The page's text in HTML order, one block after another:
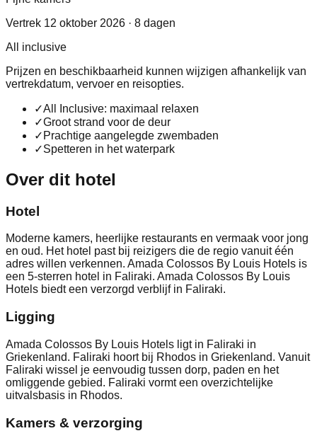
Vertrek 12 oktober 2026 · 8 dagen
All inclusive
Prijzen en beschikbaarheid kunnen wijzigen afhankelijk van
vertrekdatum, vervoer en reisopties.
✓All Inclusive: maximaal relaxen
✓Groot strand voor de deur
✓ Prachtige aangelegde zwembaden
✓Spetteren in het waterpark
Over dit hotel
Hotel
Moderne kamers, heerlijke restaurants en vermaak voor jong
en oud. Het hotel past bij reizigers die de regio vanuit één
adres willen verkennen. Amada Colossos By Louis Hotels is
een 5-sterren hotel in Faliraki. Amada Colossos By Louis
Hotels biedt een verzorgd verblijf in Faliraki.
Ligging
Amada Colossos By Louis Hotels ligt in Faliraki in
Griekenland. Faliraki hoort bij Rhodos in Griekenland. Vanuit
Faliraki wissel je eenvoudig tussen dorp, paden en het
omliggende gebied. Faliraki vormt een overzichtelijke
uitvalsbasis in Rhodos.
Kamers & verzorging